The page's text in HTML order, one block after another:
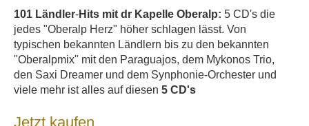
101 Ländler-Hits mit dr Kapelle Oberalp: 5 CD's die
jedes "Oberalp Herz" höher schlagen lässt. Von
typischen bekannten Ländlern bis zu den bekannten
"Oberalpmix" mit den Paraguajos, dem Mykonos Trio,
den Saxi Dreamer und dem Synphonie-Orchester und
viele mehr ist alles auf diesen 5 CD's
Jetzt kaufen